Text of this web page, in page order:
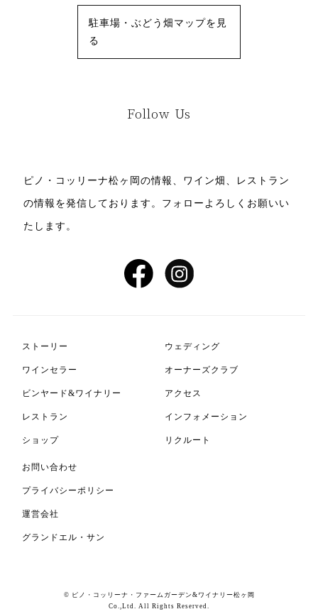
駐車場・ぶどう畑マップを見
る
Follow Us
ピノ・コッリーナ松ヶ岡の情報、ワイン畑、レストラン
の情報を発信しております。 フォローよろしくお願いい
たします。
ストーリー
ワインセラー
ビンヤード&ワイナリー
レストラン
ショップ
ウェディング
オーナーズクラブ
アクセス
インフォメーション
リクルート
お問い合わせ
プライバシーポリシー
運営会社
グランドエル・サン
© ピノ・コッリーナ・ファームガーデン&ワイナリー松ヶ岡
Co.,Ltd. All Rights Reserved.